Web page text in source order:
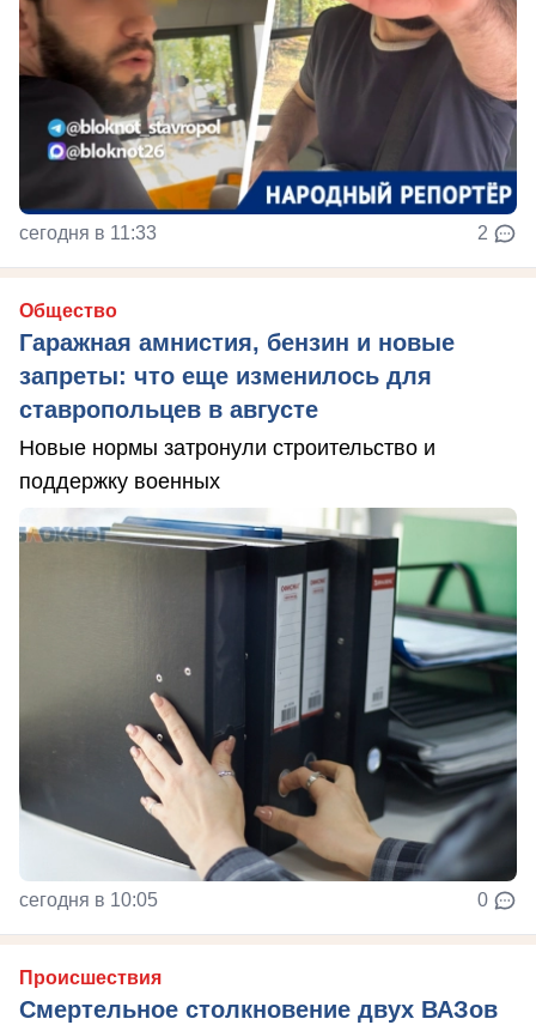
сегодня в 11:33 2
Общество
Гаражная амнистия, бензин и новые
запреты: что еще изменилось для
ставропольцев в августе
Новые нормы затронули строительство и
поддержку военных
сегодня в 10:05 0
Происшествия
Смертельное столкновение двух ВАЗов